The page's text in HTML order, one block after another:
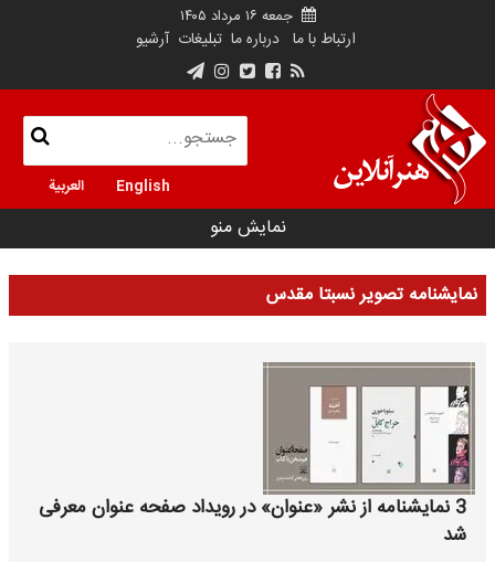
جمعه ۱۶ مرداد ۱۴۰۵
ارتباط با ما درباره ما تبلیغات آرشیو
English العربية
نمایش منو
نمایشنامه تصویر نسبتا مقدس
3 نمایشنامه از نشر «عنوان» در رویداد صفحه عنوان معرفی
شد